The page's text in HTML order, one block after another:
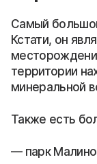
Самый
Кстати, он
территории
минеральной
Также есть
парк